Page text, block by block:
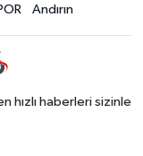
Andırın
hızlı haberleri sizinle